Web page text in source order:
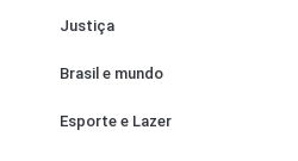
Justiça
Brasil e mundo
Esporte e Lazer